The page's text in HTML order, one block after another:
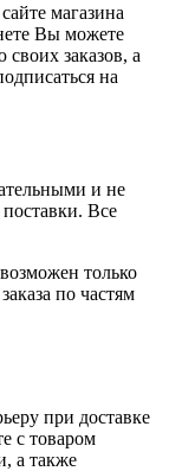
магазина
Вы можете
заказов, а
на
и не
Все
только
по частям
при доставке
с товаром
а также